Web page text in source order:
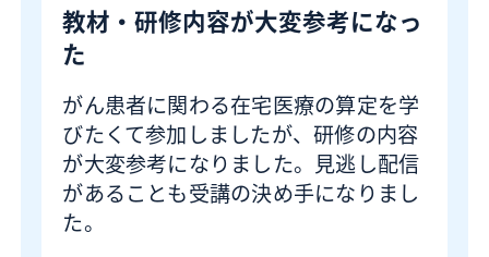
教材・研修内容が大変参考になっ
た
がん患者に関わる在宅医療の算定を学
びたくて参加しましたが、研修の内容
が大変参考になりました。見逃し配信
があることも受講の決め手になりまし
た。